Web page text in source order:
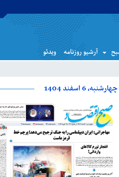
آرشیو روزنامه ویدئو
چهارشنبه، 6 اسفند 1404